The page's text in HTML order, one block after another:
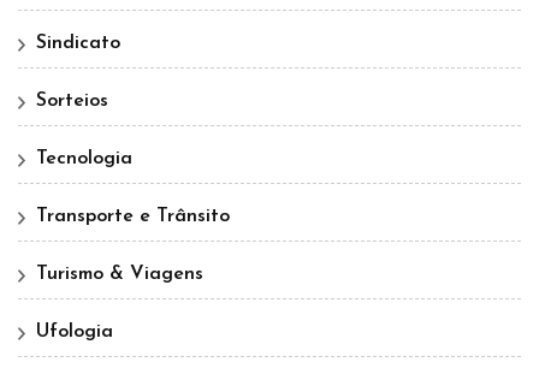
Sindicato
Sorteios
Tecnologia
Transporte e Trânsito
Turismo & Viagens
Ufologia